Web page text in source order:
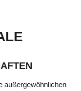
außergewöhnlichen